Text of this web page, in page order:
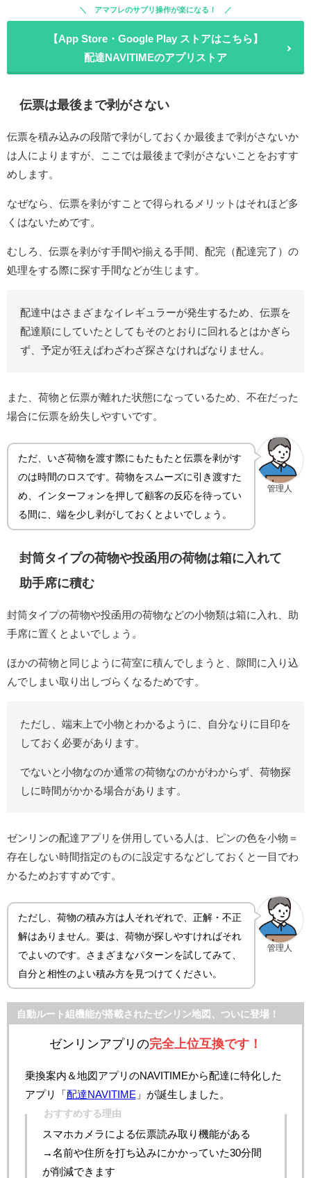
アマフレのサプリ操作が楽になる！
【App Store・Google Play ストアはこちら】
配達NAVITIMEのアプリストア
伝票は最後まで剥がさない
伝票を積み込みの段階で剥がしておくか最後まで剥がさないか
は人によりますが、ここでは最後まで剥がさないことをおすす
めします。
なぜなら、伝票を剥がすことで得られるメリットはそれほど多
くはないためです。
むしろ、伝票を剥がす手間や揃える手間、配完（配達完了）の
処理をする際に探す手間などが生じます。
配達中はさまざまなイレギュラーが発生するため、伝票を
配達順にしていたとしてもそのとおりに回れるとはかぎら
ず、予定が狂えばわざわざ探さなければなりません。
また、荷物と伝票が離れた状態になっているため、不在だった
場合に伝票を紛失しやすいです。
管理人
ただ、いざ荷物を渡す際にもたもたと伝票を剥がす
のは時間のロスです。荷物をスムーズに引き渡すた
め、インターフォンを押して顧客の反応を待ってい
る間に、端を少し剥がしておくとよいでしょう。
封筒タイプの荷物や投函用の荷物は箱に入れて
助手席に積む
封筒タイプの荷物や投函用の荷物などの小物類は箱に入れ、助
手席に置くとよいでしょう。
ほかの荷物と同じように荷室に積んでしまうと、隙間に入り込
んでしまい取り出しづらくなるためです。
ただし、端末上で小物とわかるように、自分なりに目印を
しておく必要があります。
でないと小物なのか通常の荷物なのかがわからず、荷物探
しに時間がかかる場合があります。
ゼンリンの配達アプリを併用している人は、ピンの色を小物＝
存在しない時間指定のものに設定するなどしておくと一目でわ
かるためおすすめです。
管理人
ただし、荷物の積み方は人それぞれで、正解・不正
解はありません。要は、荷物が探しやすければそれ
でよいのです。さまざまなパターンを試してみて、
自分と相性のよい積み方を見つけてください。
自動ルート組機能が搭載されたゼンリン地図、ついに登場！
ゼンリンアプリの完全上位互換です！
乗換案内＆地図アプリのNAVITIMEから配達に特化した
アプリ「 配達NAVITIME 」が誕生しました。
おすすめする理由
スマホカメラによる伝票読み取り機能がある
→名前や住所を打ち込みにかかっていた30分間
が削減できます